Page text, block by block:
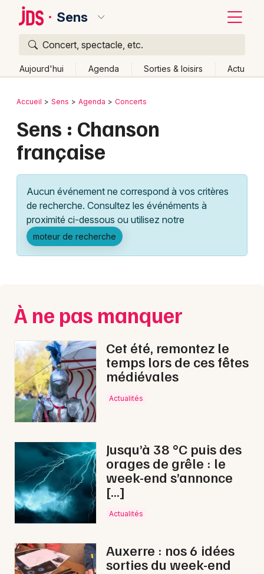
Sens
Concert, spectacle, etc.
Aujourd'hui Agenda Sorties & loisirs Actu
Publier un événement
Grands événements
Activité & Expérience
Manifestations
Foires & salons
Concerts
Sports
Soirées
Sorties famille
Sorties & loisirs
Chanson française dans l' Yonne
Chanson française en Bourgogne
Chanson française en Bourgogne-Franche-
Comté
Bordeaux
Colmar
Lille
Lyon
Marseille
Mulhouse
Nice
Paris
Strasbourg
Toulouse
Toutes les villes
Retour
Accueil Sens Agenda Concerts
Sens : Chanson
française
Aucun événement ne correspond à vos critères
de recherche. Consultez les événéments à
proximité ci-dessous ou utilisez notre
moteur de recherche
À ne pas manquer
Cet été, remontez le
temps lors de ces fêtes
médiévales
Actualités
Jusqu’à 38 °C puis des
orages de grêle : le
week-end s’annonce
[…]
Actualités
Auxerre : nos 6 idées
sorties du week-end
Quoi ?
Où ?
Près de moi
Changer de lieu
Quand ?
Aujourd'hui
Demain Ce week-end Autre